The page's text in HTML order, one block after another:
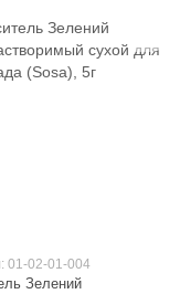
01-02-01-004
Зелений